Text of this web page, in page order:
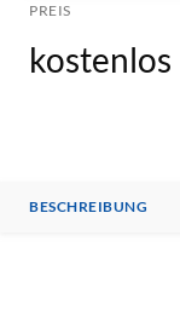
PREIS
kostenlos
BESCHREIBUNG